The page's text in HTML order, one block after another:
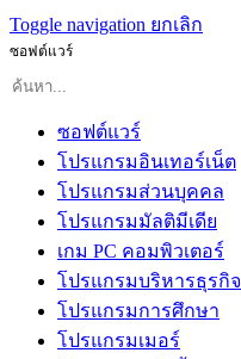
Toggle navigation ยกเลิก
ซอฟต์แวร์
ซอฟต์แวร์
โปรแกรมอินเทอร์เน็ต
โปรแกรมส่วนบุคคล
โปรแกรมมัลติมีเดีย
เกม PC คอมพิวเตอร์
โปรแกรมบริหารธุรกิจ
โปรแกรมการศึกษา
โปรแกรมเมอร์